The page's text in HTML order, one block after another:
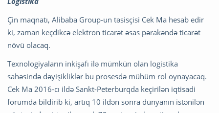
Çin maqnatı, Alibaba Group-un təsisçisi Cek Ma hesab edir
ki, zaman keçdikcə elektron ticarət əsas pərakəndə ticarət
növü olacaq.
Texnologiyaların inkişafı ilə mümkün olan logistika
sahəsində dəyişikliklər bu prosesdə mühüm rol oynayacaq.
Cek Ma 2016-cı ildə Sankt-Peterburqda keçirilən iqtisadi
forumda bildirib ki, artıq 10 ildən sonra dünyanın istənilən